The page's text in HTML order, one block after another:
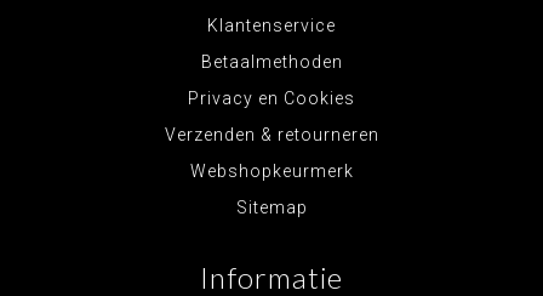
Klantenservice
Betaalmethoden
Privacy en Cookies
Verzenden & retourneren
Webshopkeurmerk
Sitemap
Informatie